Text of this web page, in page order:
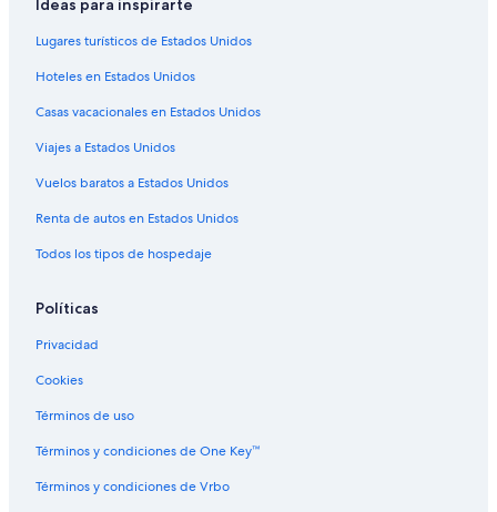
Ideas para inspirarte
Lugares turísticos de Estados Unidos
Hoteles en Estados Unidos
Casas vacacionales en Estados Unidos
Viajes a Estados Unidos
Vuelos baratos a Estados Unidos
Renta de autos en Estados Unidos
Todos los tipos de hospedaje
Políticas
Privacidad
Cookies
Términos de uso
Términos y condiciones de One Key™
Términos y condiciones de Vrbo